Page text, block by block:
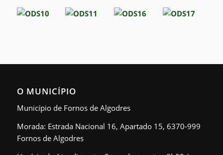
O MUNICÍPIO
Município de Fornos de Algodres
Morada: Estrada Nacional 16, Apartado 15, 6370-999
Fornos de Algodres